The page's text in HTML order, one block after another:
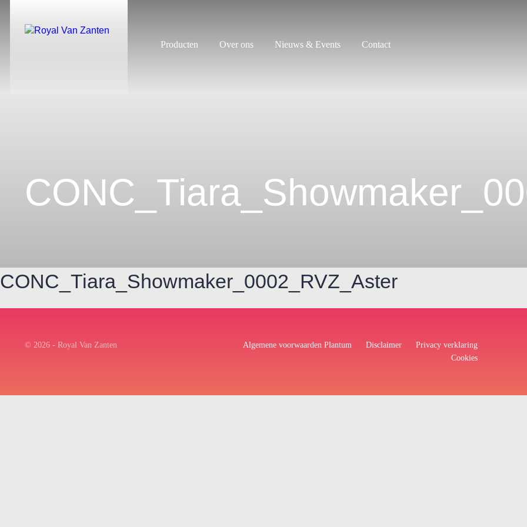
Producten Over ons Nieuws & Events Contact
CONC_Tiara_Showmaker_0002_RVZ_Aster
© 2026 - Royal Van Zanten Algemene voorwaarden Plantum Disclaimer
Privacy verklaring
Cookies